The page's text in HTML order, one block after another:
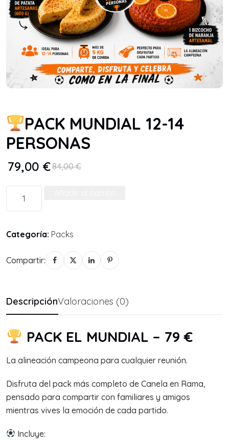
PACK MUNDIAL 12-14
PERSONAS
84,00€
79,00 €
Categoría: Packs
Compartir:
DescripciónValoraciones (0)
PACK EL MUNDIAL – 79 €
La alineación campeona para cualquier reunión.
Disfruta del pack más completo de Canela en Rama,
pensado para compartir con familiares y amigos
mientras vives la emoción de cada partido.
Incluye: